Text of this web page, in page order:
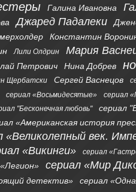
Галина Ивановна
Джаред Падалеки
Константин
Лили Олдрин Мария
Петрович Нина Добрев
Щербатски Сергей Васнецов
сериал «Восьмидесятые»
сериал
"Бесконечная любовь" сериал
«Американская история
«Великолепный век.
«Викинги» сериал
сериал «Мир
детектив» сериал